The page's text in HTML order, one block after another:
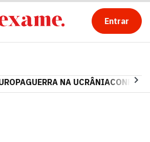
Entrar
GUERRA NA UCRÂNIA